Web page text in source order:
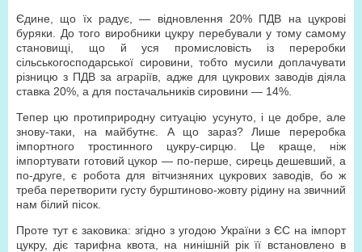
Єдине, що їх радує, — відновлення 20% ПДВ на цукрові
буряки. До того виробники цукру перебували у тому самому
становищі, що й уся промисловість із переробки
сільськогосподарської сировини, тобто мусили доплачувати
різницю з ПДВ за аграріїв, адже для цукрових заводів діяла
ставка 20%, а для постачальників сировини — 14%.
Тепер цю протиприродну ситуацію усунуто, і це добре, але
знову-таки, на майбутнє. А що зараз? Лише переробка
імпортного тростинного цукру-сирцю. Це краще, ніж
імпортувати готовий цукор — по-перше, сирець дешевший, а
по-друге, є робота для вітчизняних цукрових заводів, бо ж
треба перетворити густу бурштиново-жовту рідину на звичний
нам білий пісок.
Проте тут є заковика: згідно з угодою України з ЄС на імпорт
цукру, діє тарифна квота, на нинішній рік її встановлено в